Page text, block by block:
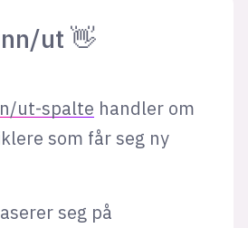
ut 👋
ut-spalte handler om
som får seg ny
seg på